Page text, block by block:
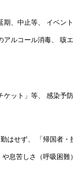
期、中止等、 イベン
アルコール消毒、 咳
ケット」等、 感染予
はせず、 「帰国者・
息苦しさ（呼吸困難）